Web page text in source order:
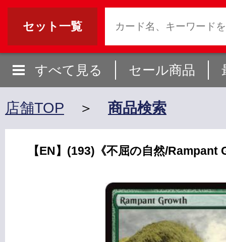
セット一覧
すべて見る セール商品
店舗TOP ＞ 商品検索
【EN】(193)《不屈の自然/